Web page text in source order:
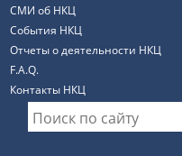
СМИ об НКЦ
События НКЦ
Отчеты о деятельности НКЦ
F.A.Q.
Контакты НКЦ